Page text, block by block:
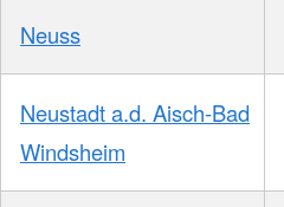
Neuss
Neustadt a.d. Aisch-Bad
Windsheim